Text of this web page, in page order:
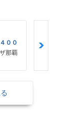
００
那覇